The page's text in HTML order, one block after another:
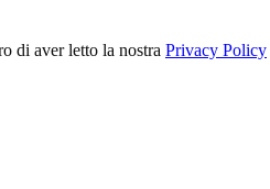
di aver letto la nostra Privacy Policy